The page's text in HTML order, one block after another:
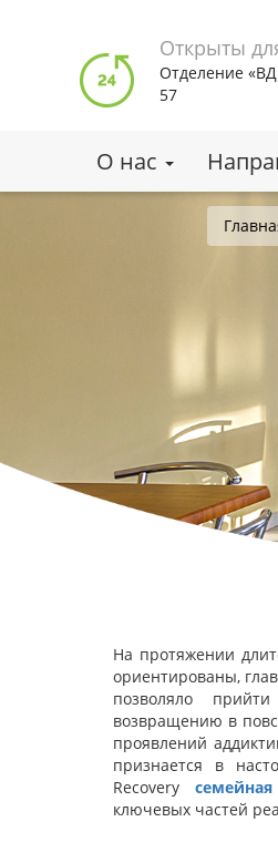
содержанию
Открыты
Отделение
57
О нас
Вы
На протяжении
ориентированы,
позволяло
возвращению в
проявлений
признается в
Recovery
ключевых частей